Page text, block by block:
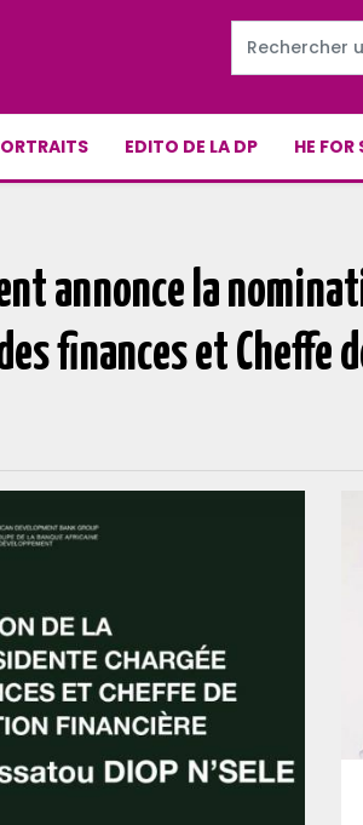
EDITO DE LA DP HE FOR
annonce la
finances et